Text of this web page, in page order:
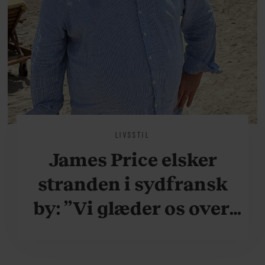
LIVSSTIL
James Price elsker
stranden i sydfransk
by: ”Vi glæder os over,